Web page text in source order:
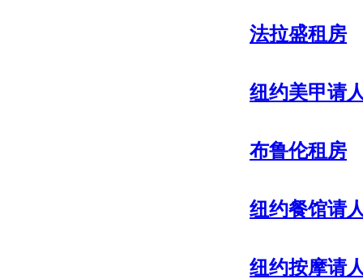
法拉盛租房
纽约美甲请
布鲁伦租房
纽约餐馆请
纽约按摩请